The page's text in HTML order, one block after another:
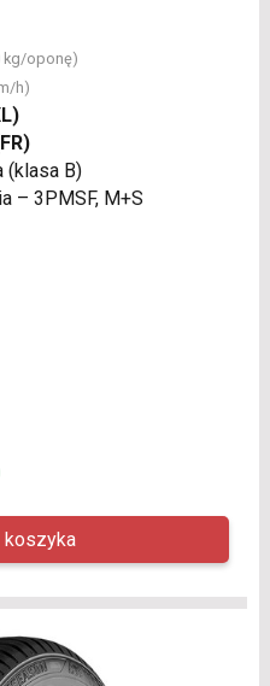
kg/oponę)
h)
(klasa B)
– 3PMSF, M+S